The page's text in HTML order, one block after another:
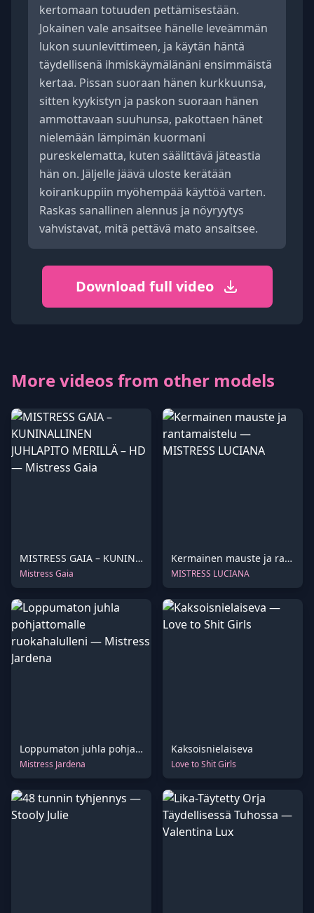
kertomaan totuuden pettämisestään.
Jokainen vale ansaitsee hänelle leveämmän
lukon suunlevittimeen, ja käytän häntä
täydellisenä ihmiskäymälänäni ensimmäistä
kertaa. Pissan suoraan hänen kurkkuunsa,
sitten kyykistyn ja paskon suoraan hänen
ammottavaan suuhunsa, pakottaen hänet
nielemään lämpimän kuormani
pureskelematta, kuten säälittävä jäteastia
hän on. Jäljelle jäävä uloste kerätään
koirankuppiin myöhempää käyttöä varten.
Raskas sanallinen alennus ja nöyryytys
vahvistavat, mitä pettävä mato ansaitsee.
Download full video
More videos from other models
MISTRESS GAIA – KUNINALLINEN JUHLAPITO MERILLÄ – HD
Mistress Gaia
Kermainen mauste ja rantamaistelu
MISTRESS LUCIANA
Loppumaton juhla pohjattomalle ruokahalulleni
Mistress Jardena
Kaksoisnielaiseva
Love to Shit Girls